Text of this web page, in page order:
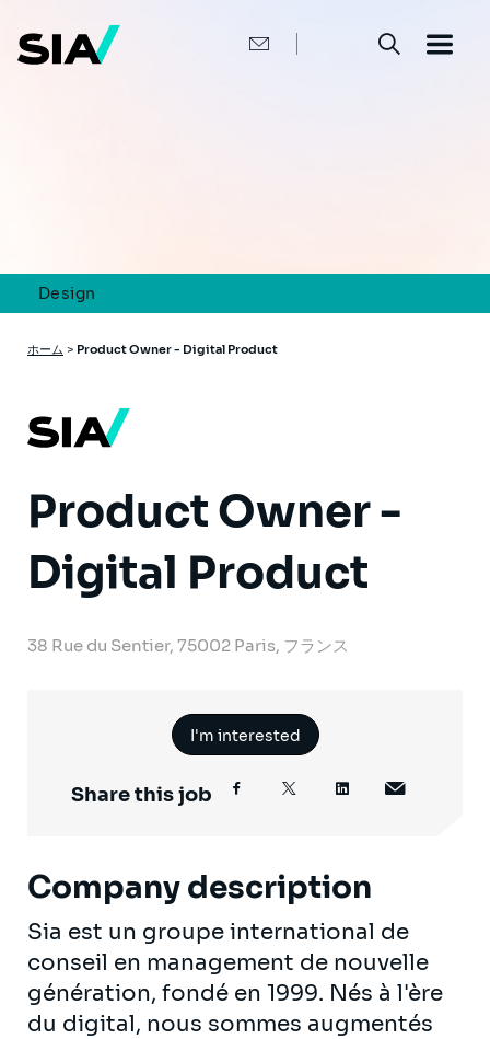
Design
パ
ず
ホーム > Product Owner - Digital Product
Product Owner -
Digital Product
38 Rue du Sentier, 75002 Paris, フランス
I'm interested
Share this job
Company description
Sia est un groupe international de
conseil en management de nouvelle
génération, fondé en 1999. Nés à l'ère
du digital, nous sommes augmentés